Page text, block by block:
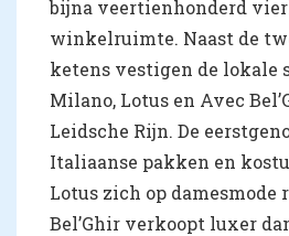
bijna veertienhonderd
winkelruimte. Naast de
ketens vestigen de lokale
Milano, Lotus en Avec
Leidsche Rijn. De
Italiaanse pakken en
Lotus zich op damesmode
Bel’Ghir verkoopt luxer